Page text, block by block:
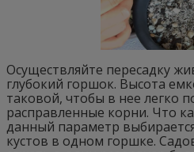
Осуществляйте пересадку
глубокий горшок. Высота
таковой, чтобы в нее легко
расправленные корни. Что
данный параметр
кустов в одном горшке.